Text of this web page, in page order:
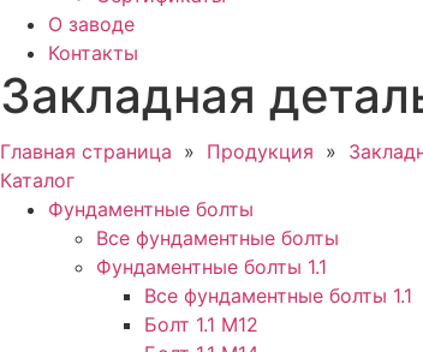
О заводе
Контакты
Закладная
Главная страница » Продукция »
Каталог
Фундаментные болты
Все фундаментные болты
Фундаментные болты 1.1
Все фундаментные болты 1.1
Болт 1.1 М12